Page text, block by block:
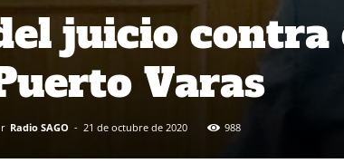
juicio contra
Varas
Radio SAGO - 21 de octubre de 2020 988